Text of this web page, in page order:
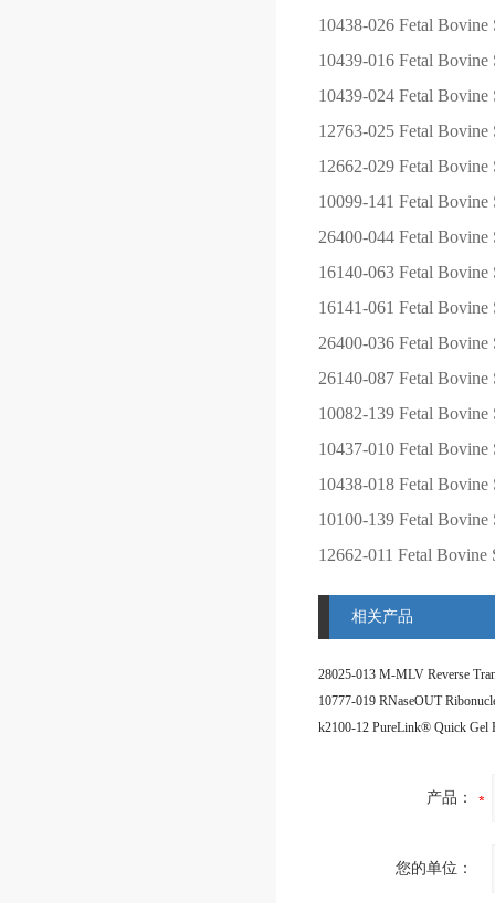
10438-026 Fetal Bovine
10439-016 Fetal Bovine
10439-024 Fetal Bovine
12763-025 Fetal Bovine
12662-029 Fetal Bovine
10099-141 Fetal Bovine
26400-044 Fetal Bovine
16140-063 Fetal Bovine
16141-061 Fetal Bovine
26400-036 Fetal Bovine
26140-087 Fetal Bovine
10082-139 Fetal Bovine
10437-010 Fetal Bovine
10438-018 Fetal Bovine
10100-139 Fetal Bovine
12662-011 Fetal Bovine
相关产品
产品：
您的单位：